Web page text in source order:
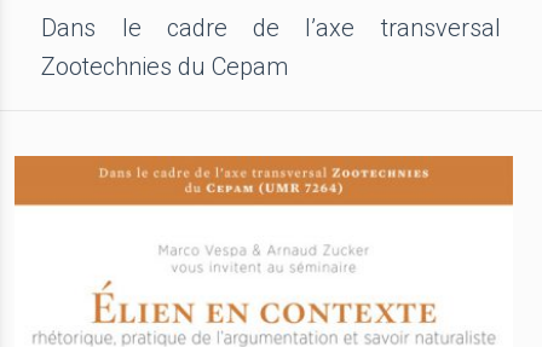
Dans le cadre de l’axe transversal
Zootechnies du Cepam